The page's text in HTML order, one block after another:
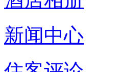
新闻中心